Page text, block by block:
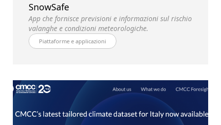
SnowSafe
App che fornisce previsioni e informazioni sul rischio
valanghe e condizioni meteorologiche.
Piattaforme e applicazioni